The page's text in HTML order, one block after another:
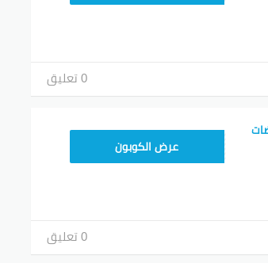
0 تعليق
عرض الكوبون
0 تعليق